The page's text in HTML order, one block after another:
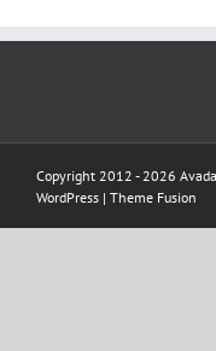
Copyright 2012 - 2026
WordPress | Theme Fusion